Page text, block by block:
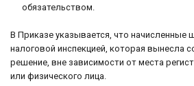
обязательством.
В Приказе указывается, что
налоговой инспекцией, которая вынесла
решение, вне зависимости от места
или физического лица.